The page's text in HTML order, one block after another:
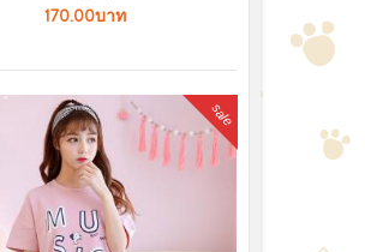
170.00บาท
sale